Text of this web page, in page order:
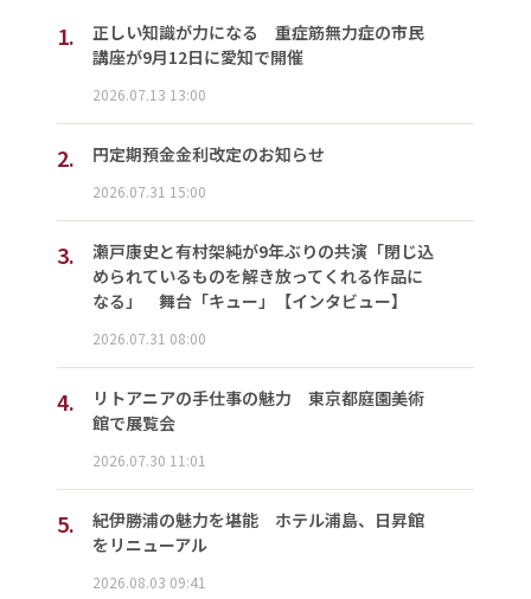
1.
正しい知識が力になる 重症筋無力症の市民
講座が9月12日に愛知で開催
2026.07.13 13:00
2. 円定期預金金利改定のお知らせ
2026.07.31 15:00
3.
瀬戸康史と有村架純が9年ぶりの共演「閉じ込
められているものを解き放ってくれる作品に
なる」 舞台「キュー」【インタビュー】
2026.07.31 08:00
4.
リトアニアの手仕事の魅力 東京都庭園美術
館で展覧会
2026.07.30 11:01
5.
紀伊勝浦の魅力を堪能 ホテル浦島、日昇館
をリニューアル
2026.08.03 09:41